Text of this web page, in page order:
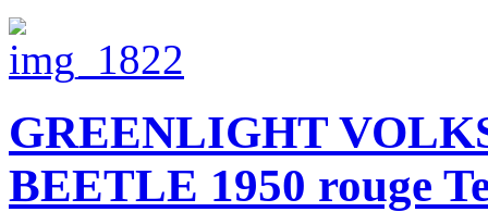
GREENLIGHT
BEETLE 1950 rouge